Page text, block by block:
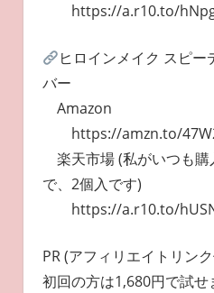
https://a.r10.to/
ヒロインメイク スピ
バー
Amazon
https://amzn.to/
楽天市場 (私がいつも購
で、2個入です)
https://a.r10.to/
PR (アフィリエイトリン
初回の方は1,680円で試